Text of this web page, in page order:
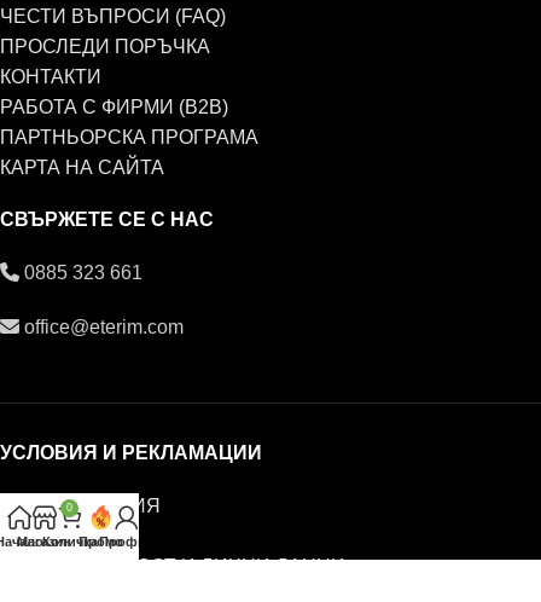
ЧЕСТИ ВЪПРОСИ (FAQ)
ПРОСЛЕДИ ПОРЪЧКА
КОНТАКТИ
РАБОТА С ФИРМИ (B2B)
ПАРТНЬОРСКА ПРОГРАМА
КАРТА НА САЙТА
СВЪРЖЕТЕ СЕ С НАС
0885 323 661
office@eterim.com
УСЛОВИЯ И РЕКЛАМАЦИИ
ОБЩИ УСЛОВИЯ
РЕКЛАМАЦИИ
ПОВЕРИТЕЛНОСТ И ЛИЧНИ ДАННИ
Магазин
0
КоличкаПромоПрофил